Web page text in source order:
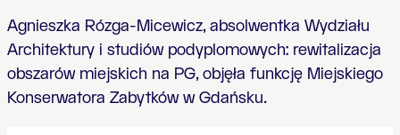
Agnieszka Rózga-Micewicz, absolwentka Wydziału
Architektury i studiów podyplomowych: rewitalizacja
obszarów miejskich na PG, objęła funkcję Miejskiego
Konserwatora Zabytków w Gdańsku.